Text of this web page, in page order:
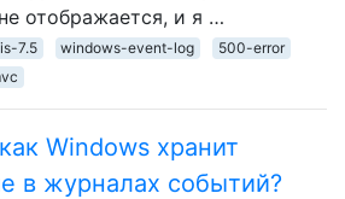
отображается, и я …
7.5 windows-event-log
500-error
Windows хранит
в журналах событий?